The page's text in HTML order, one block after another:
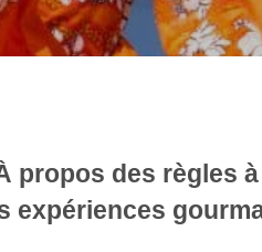
propos des règles
expériences